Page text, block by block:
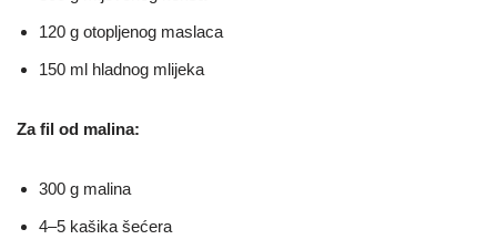
120 g otopljenog maslaca
150 ml hladnog mlijeka
Za fil od malina:
300 g malina
4–5 kašika šećera